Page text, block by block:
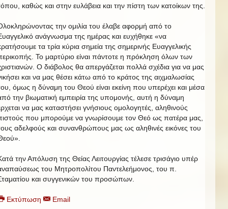
καθώς και στην ευλάβεια και την πίστη των κατοίκων της.
την ομιλία του έλαβε αφορμή από το
ανάγνωσμα της ημέρας και ευχήθηκε «να
τα τρία κύρια σημεία της σημερινής Ευαγγελικής
Το μαρτύριο είναι πάντοτε η πρόκληση όλων των
Ο διάβολος θα απεργάζεται πολλά σχέδια για να μας
και να μας θέσει κάτω από το κράτος της αιχμαλωσίας
όμως η δύναμη του Θεού είναι εκείνη που υπερέχει και μέσα
την βιωματική εμπειρία της υπομονής, αυτή η δύναμη
να μας καταστήσει γνήσιους ομολογητές, αληθινούς
που μπορούμε να γνωρίσουμε τον Θεό ως πατέρα μας,
αδελφούς και συνανθρώπους μας ως αληθινές εικόνες του
την Απόλυση της Θείας Λειτουργίας τέλεσε τρισάγιο υπέρ
του Μητροπολίτου Παντελεήμονος, του π.
και συγγενικών του προσώπων.
Εκτύπωση Email